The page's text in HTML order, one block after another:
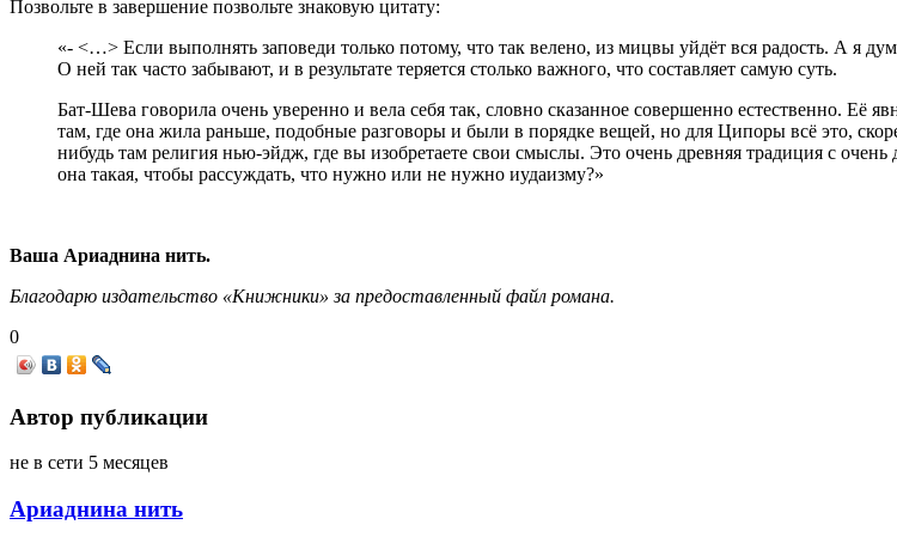
Позвольте в завершение позвольте знаковую цитату:
«- <…> Если выполнять заповеди только потому, что так велено, из мицвы уйдёт вся радость. А я
О ней так часто забывают, и в результате теряется столько важного, что составляет самую суть.
Бат-Шева говорила очень уверенно и вела себя так, словно сказанное совершенно естественно. Её
там, где она жила раньше, подобные разговоры и были в порядке вещей, но для Ципоры всё это,
нибудь там религия нью-эйдж, где вы изобретаете свои смыслы. Это очень древняя традиция с
она такая, чтобы рассуждать, что нужно или не нужно иудаизму?»
Ваша Ариаднина нить.
Благодарю издательство «Книжники» за предоставленный файл романа.
0
Автор публикации
не в сети 5 месяцев
Ариаднина нить